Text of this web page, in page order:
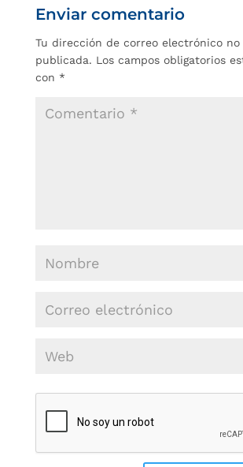
Enviar comentario
Tu dirección de correo electrónico no
publicada. Los campos obligatorios
con *